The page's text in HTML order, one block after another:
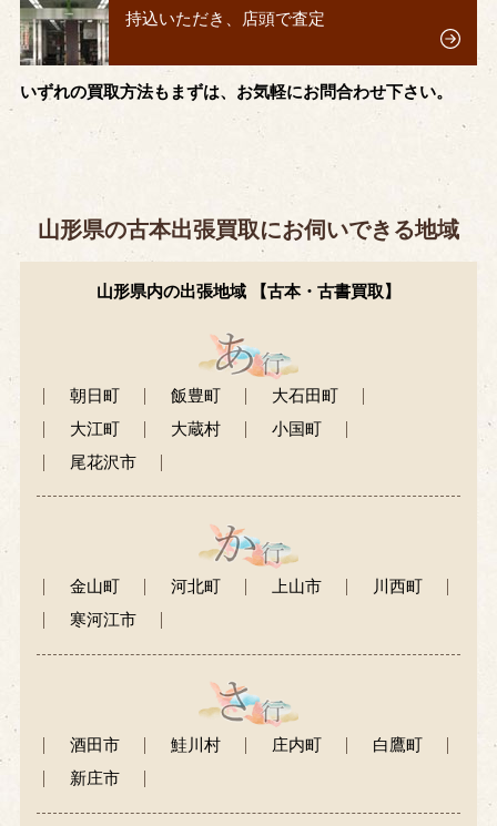
持込いただき、店頭で査定
いずれの買取方法もまずは、お気軽にお問合わせ下さい。
山形県の古本出張買取にお伺いできる地域
山形県内の出張地域 【古本・古書買取】
朝日町 飯豊町
大石田町
大江町
大蔵村
小国町
尾花沢市
金山町 河北町 上山市
川西町
寒河江市
酒田市 鮭川村 庄内町
白鷹町
新庄市